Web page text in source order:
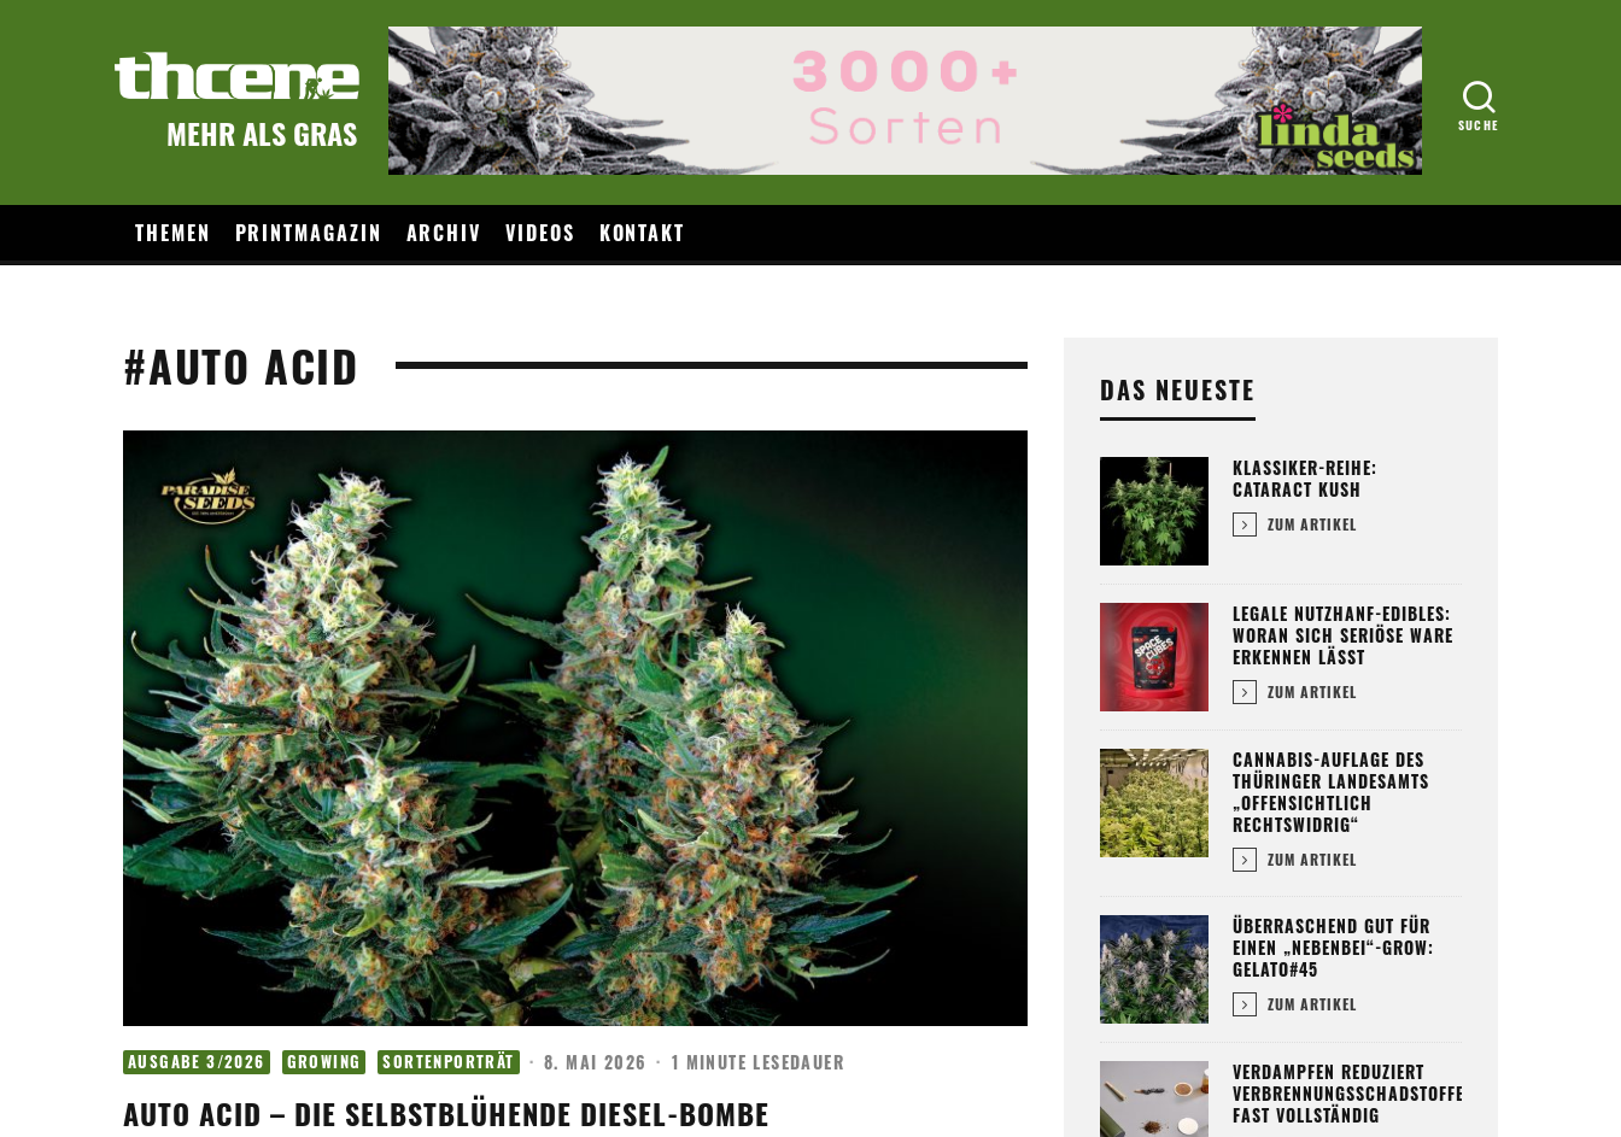
MEHR ALS GRAS
THEMEN PRINTMAGAZIN ARCHIV VIDEOS KONTAKT
#AUTO ACID
AUSGABE 3/2026 GROWING SORTENPORTRÄT · 8. MAI 2026 · 1 MINUTE LESEDAUER
AUTO ACID – DIE SELBSTBLÜHENDE DIESEL-BOMBE
DAS NEUESTE
KLASSIKER-REIHE:
CATARACT KUSH
ZUM ARTIKEL
LEGALE NUTZHANF-EDIBLES:
WORAN SICH SERIÖSE WARE
ERKENNEN LÄSST
ZUM ARTIKEL
CANNABIS-AUFLAGE DES
THÜRINGER LANDESAMTS
„OFFENSICHTLICH
RECHTSWIDRIG“
ZUM ARTIKEL
ÜBERRASCHEND GUT FÜR
EINEN „NEBENBEI“-GROW:
GELATO#45
ZUM ARTIKEL
VERDAMPFEN REDUZIERT
VERBRENNUNGSSCHADSTOFFE
FAST VOLLSTÄNDIG